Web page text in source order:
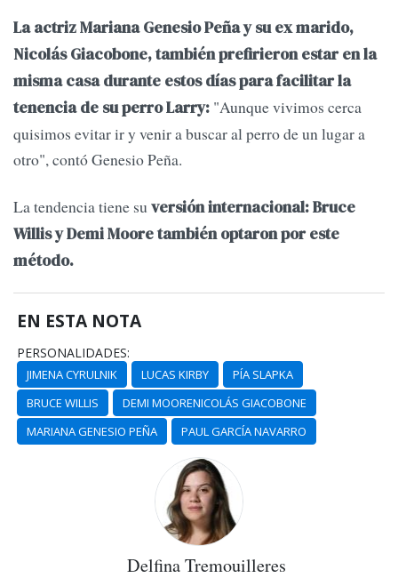
La actriz Mariana Genesio Peña y su ex marido,
Nicolás Giacobone, también prefirieron estar en la
misma casa durante estos días para facilitar la
tenencia de su perro Larry: "Aunque vivimos cerca
quisimos evitar ir y venir a buscar al perro de un lugar a
otro", contó Genesio Peña.
La tendencia tiene suversión internacional: Bruce
Willis y Demi Moore también optaron por este
método.
EN ESTA NOTA
PERSONALIDADES:
JIMENA CYRULNIK LUCAS KIRBY
PÍA SLAPKA
BRUCE WILLIS
DEMI MOORENICOLÁS GIACOBONE
MARIANA GENESIO PEÑA
PAUL GARCÍA NAVARRO
Delfina Tremouilleres